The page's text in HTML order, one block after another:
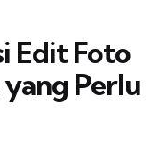
Edit Foto
Perlu